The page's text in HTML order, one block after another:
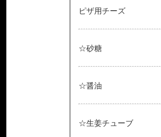
ピザ用チーズ
☆砂糖
☆醤油
☆生姜チューブ